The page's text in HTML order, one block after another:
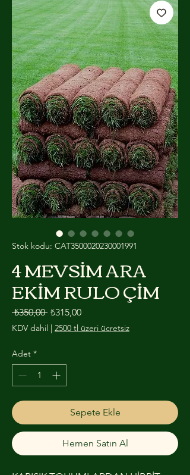
Stok kodu: CAT3500020230001991
4 MEVSİM ARA
EKİM RULO ÇİM
₺350,00 Normal Fiyat
₺315,00İndirimli Fiyat
KDV dahil | 2500 tl üzeri ücretsiz
Adet *
Sepete Ekle
Hemen Satın Al